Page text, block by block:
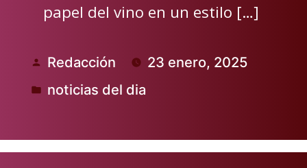
papel del vino en un estilo […]
Publicado
por
Redacción 23 enero, 2025
Publicado
noticias del dia